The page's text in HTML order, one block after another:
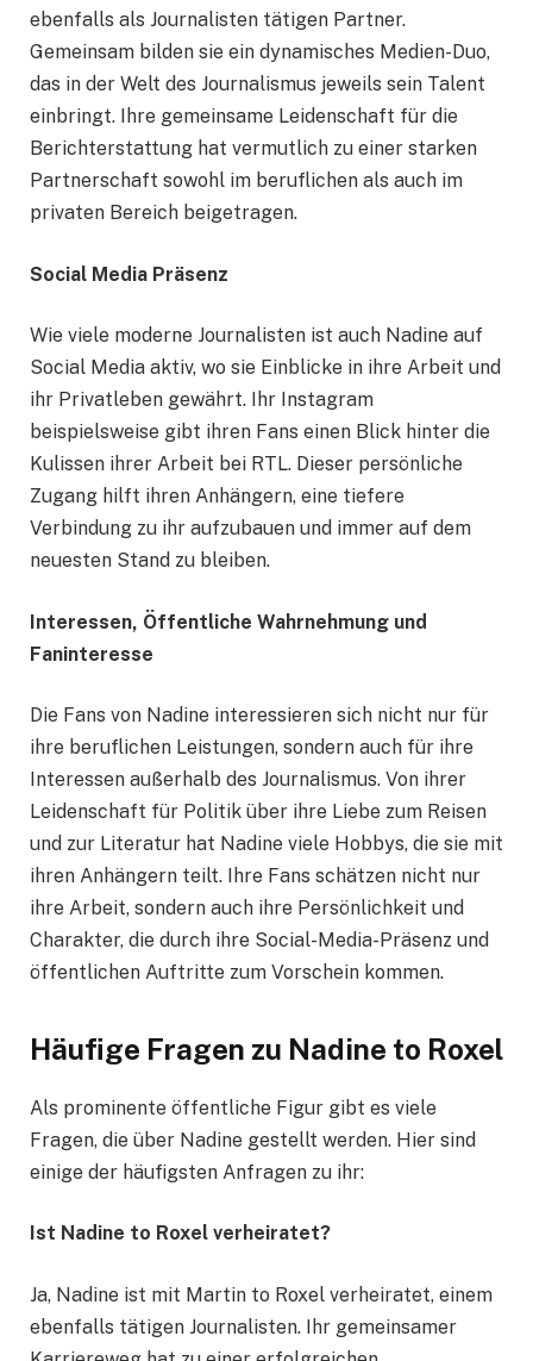
ebenfalls als Journalisten tätigen Partner.
Gemeinsam bilden sie ein dynamisches Medien-Duo,
das in der Welt des Journalismus jeweils sein Talent
einbringt. Ihre gemeinsame Leidenschaft für die
Berichterstattung hat vermutlich zu einer starken
Partnerschaft sowohl im beruflichen als auch im
privaten Bereich beigetragen.
Social Media Präsenz
Wie viele moderne Journalisten ist auch Nadine auf
Social Media aktiv, wo sie Einblicke in ihre Arbeit und
ihr Privatleben gewährt. Ihr Instagram
beispielsweise gibt ihren Fans einen Blick hinter die
Kulissen ihrer Arbeit bei RTL. Dieser persönliche
Zugang hilft ihren Anhängern, eine tiefere
Verbindung zu ihr aufzubauen und immer auf dem
neuesten Stand zu bleiben.
Interessen, Öffentliche Wahrnehmung und
Faninteresse
Die Fans von Nadine interessieren sich nicht nur für
ihre beruflichen Leistungen, sondern auch für ihre
Interessen außerhalb des Journalismus. Von ihrer
Leidenschaft für Politik über ihre Liebe zum Reisen
und zur Literatur hat Nadine viele Hobbys, die sie mit
ihren Anhängern teilt. Ihre Fans schätzen nicht nur
ihre Arbeit, sondern auch ihre Persönlichkeit und
Charakter, die durch ihre Social-Media-Präsenz und
öffentlichen Auftritte zum Vorschein kommen.
Häufige Fragen zu Nadine to Roxel
Als prominente öffentliche Figur gibt es viele
Fragen, die über Nadine gestellt werden. Hier sind
einige der häufigsten Anfragen zu ihr:
Ist Nadine to Roxel verheiratet?
Ja, Nadine ist mit Martin to Roxel verheiratet, einem
ebenfalls tätigen Journalisten. Ihr gemeinsamer